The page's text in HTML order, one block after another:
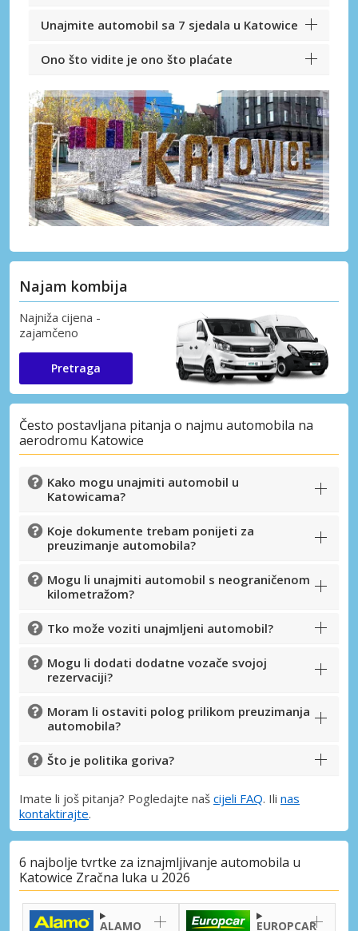
Unajmite automobil sa 7 sjedala u Katowice
Ono što vidite je ono što plaćate
Najam kombija
Najniža cijena -
zajamčeno
Pretraga
Često postavljana pitanja o najmu automobila na
aerodromu Katowice
Kako mogu unajmiti automobil u
Katowicama?
Koje dokumente trebam ponijeti za
preuzimanje automobila?
Mogu li unajmiti automobil s neograničenom
kilometražom?
Tko može voziti unajmljeni automobil?
Mogu li dodati dodatne vozače svojoj
rezervaciji?
Moram li ostaviti polog prilikom preuzimanja
automobila?
Što je politika goriva?
Imate li još pitanja? Pogledajte naš cijeli FAQ. Ili nas
kontaktirajte.
6 najbolje tvrtke za iznajmljivanje automobila u
Katowice Zračna luka u 2026
ALAMO EUROPCAR